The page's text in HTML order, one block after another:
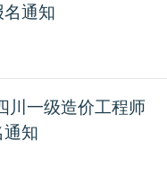
名通知
川一级造价工程师
通知